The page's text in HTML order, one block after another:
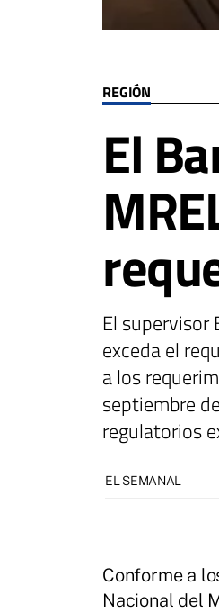
REGIÓN
El
El supervisor
exceda el
a los
septiembre
regulatorios
EL SEMANAL
Conforme a
Nacional del